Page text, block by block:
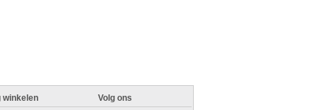
winkelen Volg ons